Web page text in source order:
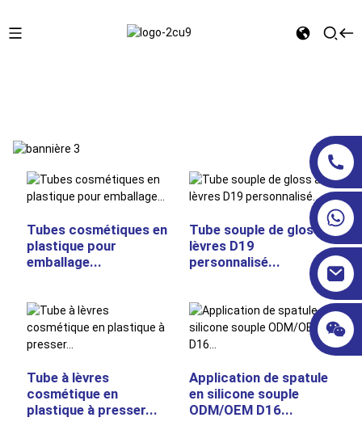
Tubes cosmétiques en
plastique pour
emballage...
Tube souple de gloss à
lèvres D19
personnalisé...
Tube à lèvres
cosmétique en
plastique à presser...
Application de spatule
en silicone souple
ODM/OEM D16...